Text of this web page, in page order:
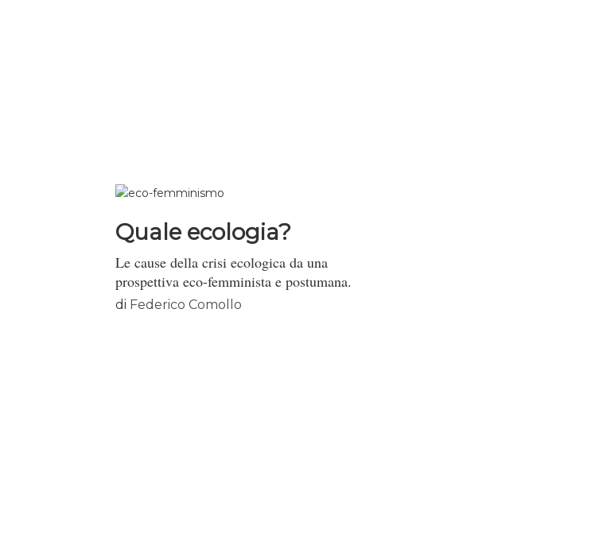
Quale ecologia?
Le cause della crisi ecologica da una
prospettiva eco-femminista e postumana.
di Federico Comollo